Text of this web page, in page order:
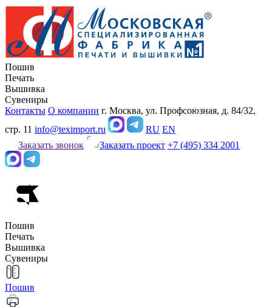
Пошив
Печать
Вышивка
Сувениры
Контакты О компании г. Москва, ул. Профсоюзная, д. 84/32,
стр. 11 info@teximport.ru RU EN
Заказать звонок
Заказать проект +7 (495) 334 2001
Пошив
Печать
Вышивка
Сувениры
Пошив